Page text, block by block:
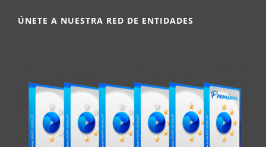
ÚNETE A NUESTRA RED DE ENTIDADES